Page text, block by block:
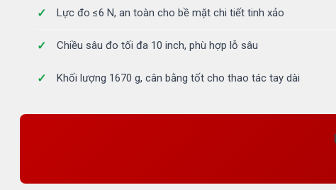
Lực đo ≤6 N, an toàn cho bề mặt chi tiết tinh xảo
Chiều sâu đo tối đa 10 inch, phù hợp lỗ sâu
Khối lượng 1670 g, cân bằng tốt cho thao tác tay dài